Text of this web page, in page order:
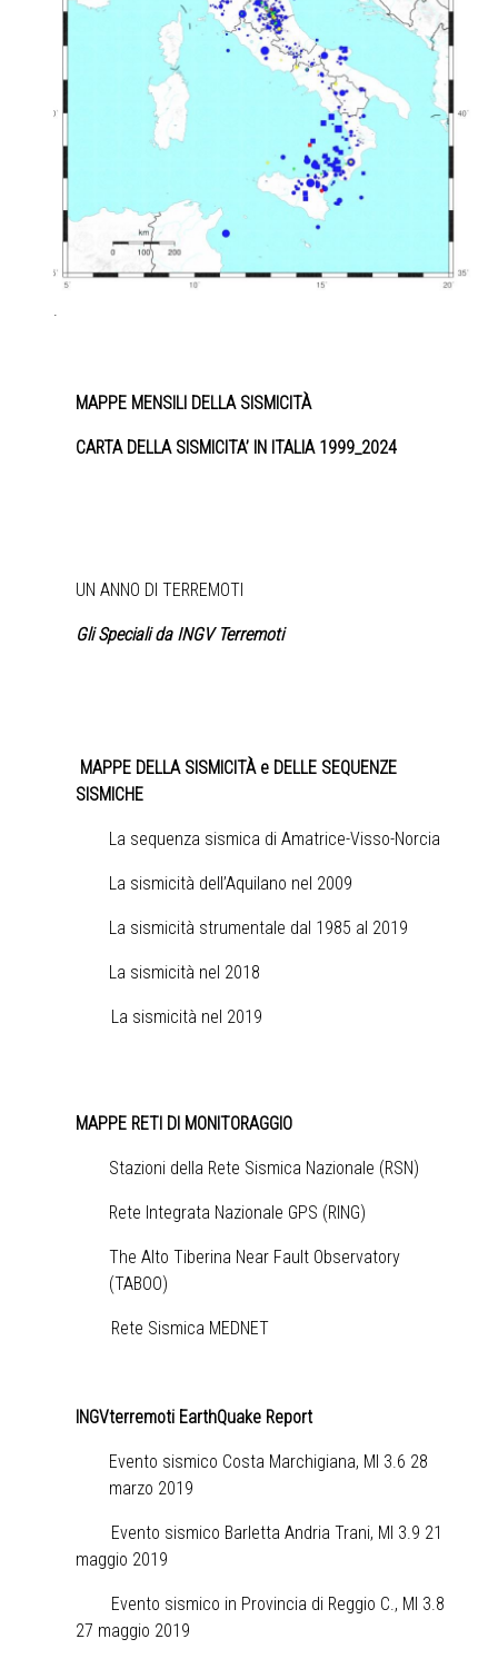
.
MAPPE MENSILI DELLA SISMICITÀ
CARTA DELLA SISMICITA’ IN ITALIA 1999_2024
UN ANNO DI TERREMOTI
Gli Speciali da INGV Terremoti
MAPPE DELLA SISMICITÀ e DELLE SEQUENZE
SISMICHE
La sequenza sismica di Amatrice-Visso-Norcia
La sismicità dell’Aquilano nel 2009
La sismicità strumentale dal 1985 al 2019
La sismicità nel 2018
La sismicità nel 2019
MAPPE RETI DI MONITORAGGIO
Stazioni della Rete Sismica Nazionale (RSN)
Rete Integrata Nazionale GPS (RING)
The Alto Tiberina Near Fault Observatory
(TABOO)
Rete Sismica MEDNET
INGVterremoti EarthQuake Report
Evento sismico Costa Marchigiana, Ml 3.6 28
marzo 2019
Evento sismico Barletta Andria Trani, Ml 3.9 21
maggio 2019
Evento sismico in Provincia di Reggio C., Ml 3.8
27 maggio 2019